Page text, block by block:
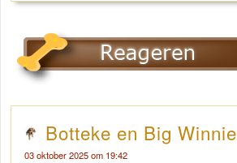
Botteke en Big Winnie
03 oktober 2025 om 19:42